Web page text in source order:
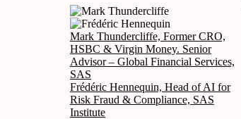
Mark Thundercliffe, Former CRO,
HSBC & Virgin Money. Senior
Advisor – Global Financial Services,
SAS
Frédéric Hennequin, Head of AI for
Risk Fraud & Compliance, SAS
Institute